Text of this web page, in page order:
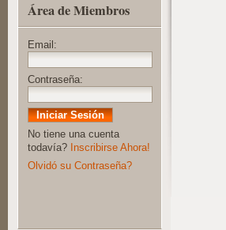
Área de Miembros
Email:
Contraseña:
No tiene una cuenta
todavía? Inscribirse Ahora!
Olvidó su Contraseña?